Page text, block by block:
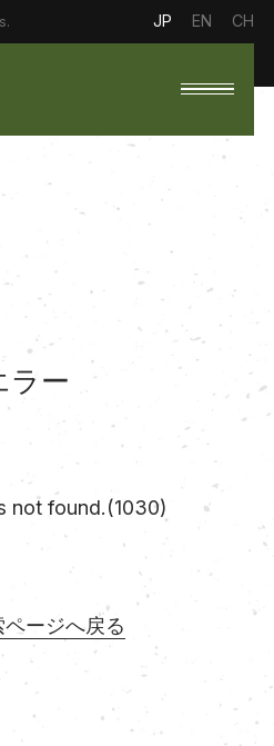
JP EN CH
ラー
not found.(1030)
ージへ戻る